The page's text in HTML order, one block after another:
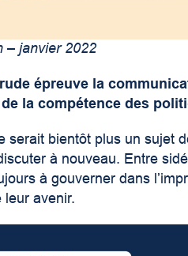
– janvier 2022
épreuve la
la compétence des
serait bientôt plus un sujet
à nouveau. Entre
à gouverner dans
leur avenir.